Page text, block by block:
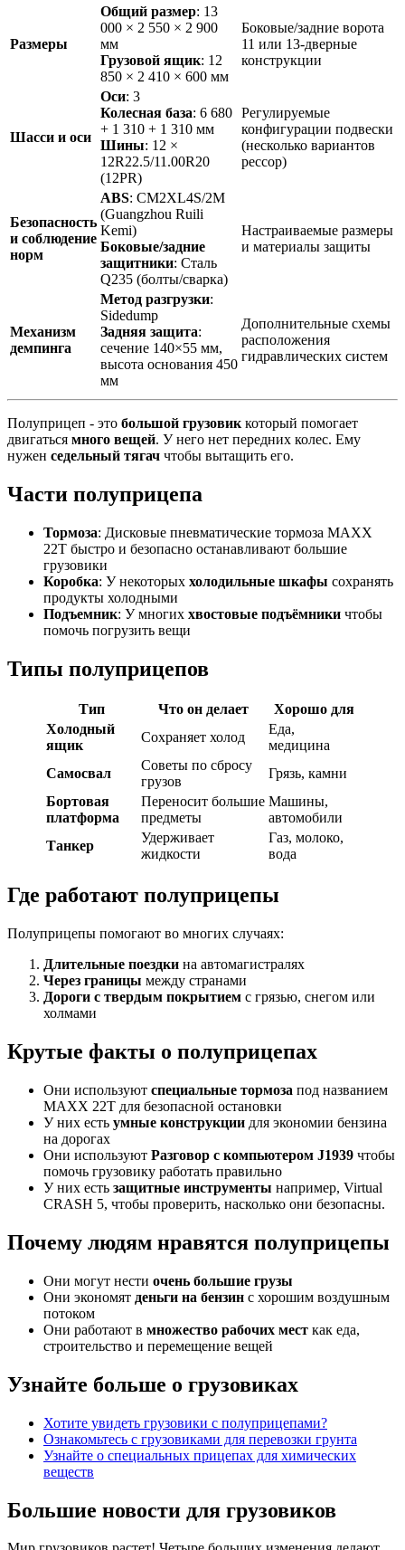
Размеры
Общий размер: 13
000 × 2 550 × 2 900
мм
Грузовой ящик: 12
850 × 2 410 × 600 мм
Боковые/задние ворота
11 или 13-дверные
конструкции
Шасси и оси
Оси: 3
Колесная база: 6 680
+ 1 310 + 1 310 мм
Шины: 12 ×
12R22.5/11.00R20
(12PR)
Регулируемые
конфигурации подвески
(несколько вариантов
рессор)
Безопасность
и соблюдение
норм
ABS: CM2XL4S/2M
(Guangzhou Ruili
Kemi)
Боковые/задние
защитники: Сталь
Q235 (болты/сварка)
Настраиваемые размеры
и материалы защиты
Механизм
демпинга
Метод разгрузки:
Sidedump
Задняя защита:
сечение 140×55 мм,
высота основания 450
мм
Дополнительные схемы
расположения
гидравлических систем
Полуприцеп - это большой грузовик который помогает
двигаться много вещей. У него нет передних колес. Ему
нужен седельный тягач чтобы вытащить его.
Части полуприцепа
Тормоза: Дисковые пневматические тормоза MAXX
22T быстро и безопасно останавливают большие
грузовики
Коробка: У некоторых холодильные шкафы сохранять
продукты холодными
Подъемник: У многих хвостовые подъёмники чтобы
помочь погрузить вещи
Типы полуприцепов
Тип Что он делает
Хорошо для
Холодный
ящик
Сохраняет холод
Еда,
медицина
Самосвал
Советы по сбросу
грузов
Грязь, камни
Бортовая
платформа
Переносит большие
предметы
Машины,
автомобили
Танкер
Удерживает
жидкости
Газ, молоко,
вода
Где работают полуприцепы
Полуприцепы помогают во многих случаях:
Длительные поездки на автомагистралях
Через границы между странами
Дороги с твердым покрытием с грязью, снегом или
холмами
Крутые факты о полуприцепах
Они используют специальные тормоза под названием
MAXX 22T для безопасной остановки
У них есть умные конструкции для экономии бензина
на дорогах
Они используют Разговор с компьютером J1939 чтобы
помочь грузовику работать правильно
У них есть защитные инструменты например, Virtual
CRASH 5, чтобы проверить, насколько они безопасны.
Почему людям нравятся полуприцепы
Они могут нести очень большие грузы
Они экономят деньги на бензин с хорошим воздушным
потоком
Они работают в множество рабочих мест как еда,
строительство и перемещение вещей
Узнайте больше о грузовиках
Хотите увидеть грузовики с полуприцепами?
Ознакомьтесь с грузовиками для перевозки грунта
Узнайте о специальных прицепах для химических
веществ
Большие новости для грузовиков